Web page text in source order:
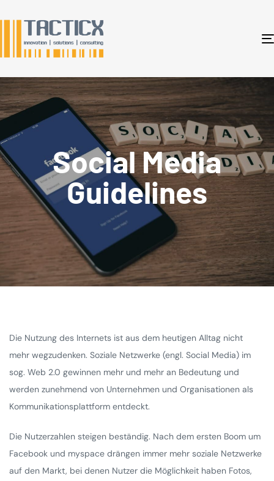
Social Media
Guidelines
Die Nutzung des Internets ist aus dem heutigen Alltag nicht
mehr wegzudenken. Soziale Netzwerke (engl. Social Media) im
sog. Web 2.0 gewinnen mehr und mehr an Bedeutung und
werden zunehmend von Unternehmen und Organisationen als
Kommunikationsplattform entdeckt.
Die Nutzerzahlen steigen beständig. Nach dem ersten Boom um
Facebook und myspace drängen immer mehr soziale Netzwerke
auf den Markt, bei denen Nutzer die Möglichkeit haben Fotos,